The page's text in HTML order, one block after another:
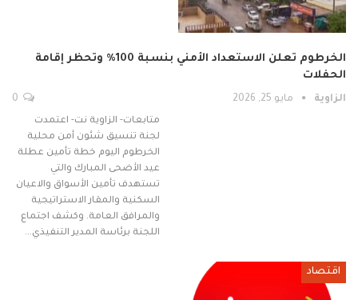
الخرطوم تعلن الاستعداد الأمني بنسبة 100% وتحظر إقامة
الحفلات
الزاوية مايو 25, 2026
متابعات- الزاوية نت- اعتمدت
لجنة تنسيق شئون أمن محلية
الخرطوم اليوم خطة تأمين عطلة
عيد الأضحى المبارك والتي
تستهدف تأمين الأسواق والاعيان
السكنية والمقار الاستراتيجية
والمرافق العامة. وكشف اجتماع
اللجنة برئاسة المدير التنفيذي…
اقتصاد